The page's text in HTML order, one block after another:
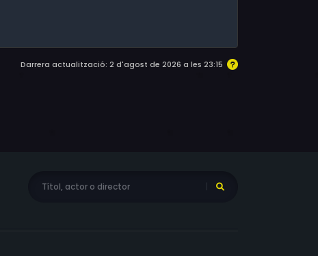
Darrera actualització: 2 d'agost de 2026 a les 23:15